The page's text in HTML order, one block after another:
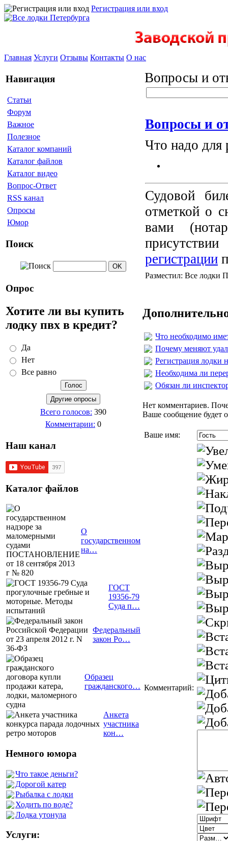
Регистрация или вход
Главная Услуги Отзывы Контакты О нас
Навигация
Статьи
Форум
Важное
Полезное
Каталог компаний
Каталог файлов
Каталог видео
Вопрос-Ответ
RSS канал
Опросы
Юмор
Поиск
Опрос
Хотите ли вы купить
лодку пвх в кредит?
Да
Нет
Все равно
Всего голосов: 390
Комментарии: 0
Наш канал
Каталог файлов
О
государственном
на…
ГОСТ
19356-79
Суда п…
Федеральный
закон Ро…
Образец
гражданского…
Анкета
участника
кон…
Немного юмора
Что такое деньги?
Дорогой катер
Рыбалка с лодки
Ходить по воде?
Лодка утонула
Услуги:
Вопросы и
Вопросы и
Что надо для
Судовой
отметкой о
вами
регистрации
Разместил: Все лодки
Что необходимо
Почему меняют
Регистрация лодки
Необходима ли
Обязан ли
Нет комментариев.
Ваше сообщение будет
Ваше имя:
Комментарий: